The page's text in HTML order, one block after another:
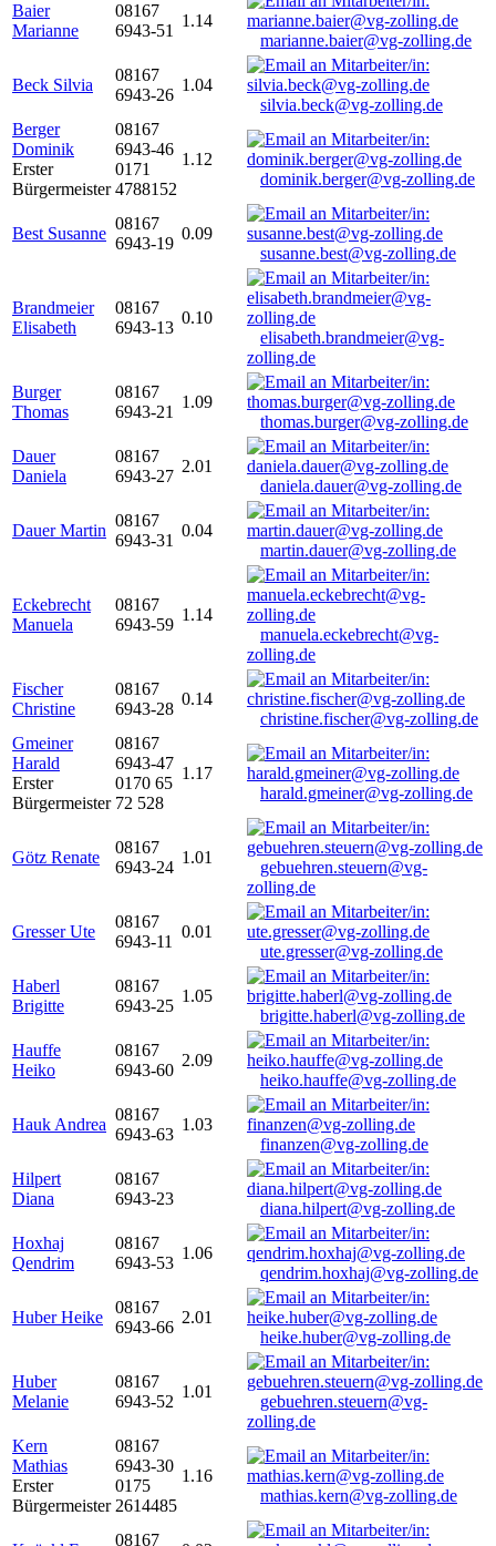
Baier
Marianne
08167
6943-51
1.14
marianne.baier@vg-zolling.de
Beck Silvia
08167
6943-26
1.04
silvia.beck@vg-zolling.de
Berger
Dominik
Erster
Bürgermeister
08167
6943-46
0171
4788152
1.12
dominik.berger@vg-zolling.de
Best Susanne
08167
6943-19
0.09
susanne.best@vg-zolling.de
Brandmeier
Elisabeth
08167
6943-13
0.10
elisabeth.brandmeier@vg-
zolling.de
Burger
Thomas
08167
6943-21
1.09
thomas.burger@vg-zolling.de
Dauer
Daniela
08167
6943-27
2.01
daniela.dauer@vg-zolling.de
Dauer Martin
08167
6943-31
0.04
martin.dauer@vg-zolling.de
Eckebrecht
Manuela
08167
6943-59
1.14
manuela.eckebrecht@vg-
zolling.de
Fischer
Christine
08167
6943-28
0.14
christine.fischer@vg-zolling.de
Gmeiner
Harald
Erster
Bürgermeister
08167
6943-47
0170 65
72 528
1.17
harald.gmeiner@vg-zolling.de
Götz Renate
08167
6943-24
1.01
gebuehren.steuern@vg-
zolling.de
Gresser Ute
08167
6943-11
0.01
ute.gresser@vg-zolling.de
Haberl
Brigitte
08167
6943-25
1.05
brigitte.haberl@vg-zolling.de
Hauffe
Heiko
08167
6943-60
2.09
heiko.hauffe@vg-zolling.de
Hauk Andrea
08167
6943-63
1.03
finanzen@vg-zolling.de
Hilpert
Diana
08167
6943-23
diana.hilpert@vg-zolling.de
Hoxhaj
Qendrim
08167
6943-53
1.06
qendrim.hoxhaj@vg-zolling.de
Huber Heike
08167
6943-66
2.01
heike.huber@vg-zolling.de
Huber
Melanie
08167
6943-52
1.01
gebuehren.steuern@vg-
zolling.de
Kern
Mathias
Erster
Bürgermeister
08167
6943-30
0175
2614485
1.16
mathias.kern@vg-zolling.de
08167